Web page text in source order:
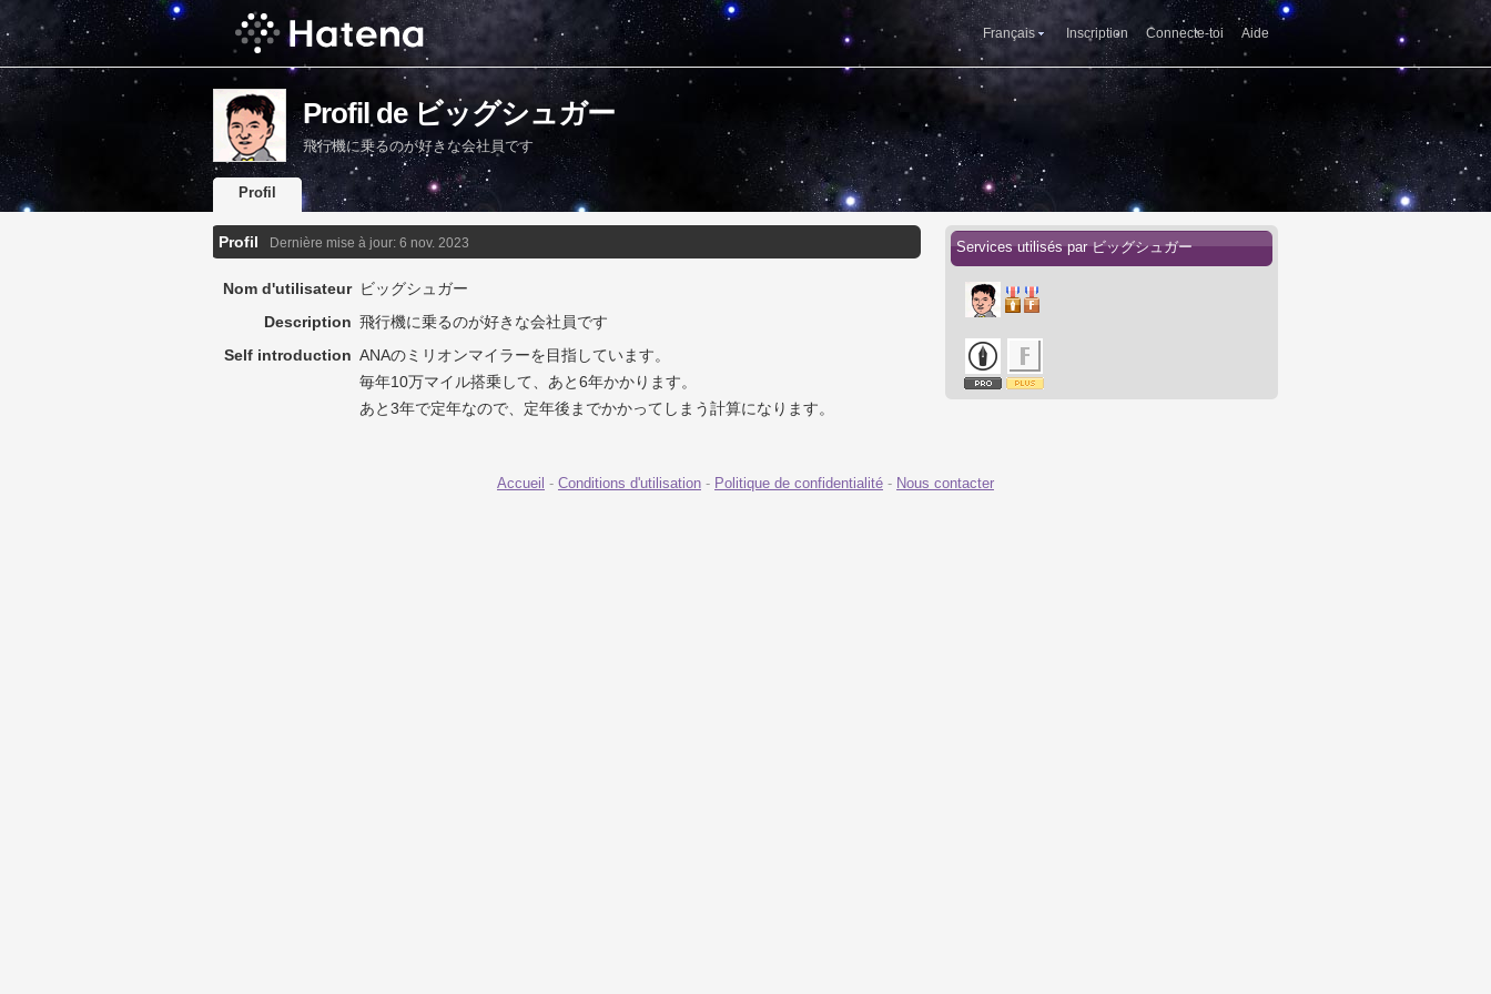
Français Inscription Connecte-toi Aide
Profil de ビッグシュガー
飛行機に乗るのが好きな会社員です
Profil
Profil Dernière mise à jour: 6 nov. 2023
Nom d'utilisateur ビッグシュガー
Description 飛行機に乗るのが好きな会社員です
Self introduction ANAのミリオンマイラーを目指しています。
毎年10万マイル搭乗して、あと6年かかります。
あと3年で定年なので、定年後までかかってしまう計算になります。
Services utilisés par ビッグシュガー
Accueil - Conditions d'utilisation - Politique de confidentialité - Nous contacter